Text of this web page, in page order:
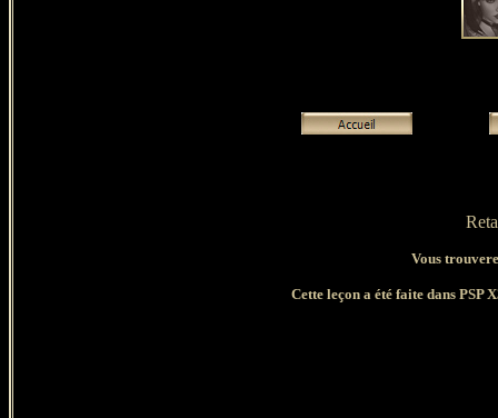
Vous
Cette leçon a été faite dans PSP